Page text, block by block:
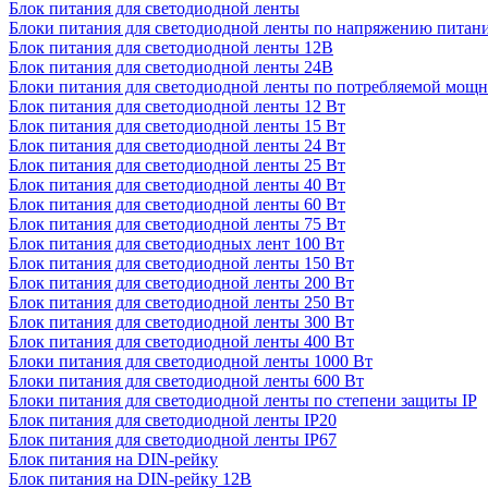
Блок питания для светодиодной ленты
Блоки питания для светодиодной ленты по напряжению
Блок питания для светодиодной ленты 12В
Блок питания для светодиодной ленты 24В
Блоки питания для светодиодной ленты по потребляемой
Блок питания для светодиодной ленты 12 Вт
Блок питания для светодиодной ленты 15 Вт
Блок питания для светодиодной ленты 24 Вт
Блок питания для светодиодной ленты 25 Вт
Блок питания для светодиодной ленты 40 Вт
Блок питания для светодиодной ленты 60 Вт
Блок питания для светодиодной ленты 75 Вт
Блок питания для светодиодных лент 100 Вт
Блок питания для светодиодной ленты 150 Вт
Блок питания для светодиодной ленты 200 Вт
Блок питания для светодиодной ленты 250 Вт
Блок питания для светодиодной ленты 300 Вт
Блок питания для светодиодной ленты 400 Вт
Блоки питания для светодиодной ленты 1000 Вт
Блоки питания для светодиодной ленты 600 Вт
Блоки питания для светодиодной ленты по степени защиты IP
Блок питания для светодиодной ленты IP20
Блок питания для светодиодной ленты IP67
Блок питания на DIN-рейку
Блок питания на DIN-рейку 12В